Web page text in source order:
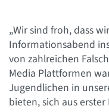
„Wir sind froh, dass
Informationsabend
von zahlreichen
Media Plattformen
Jugendlichen in
bieten, sich aus